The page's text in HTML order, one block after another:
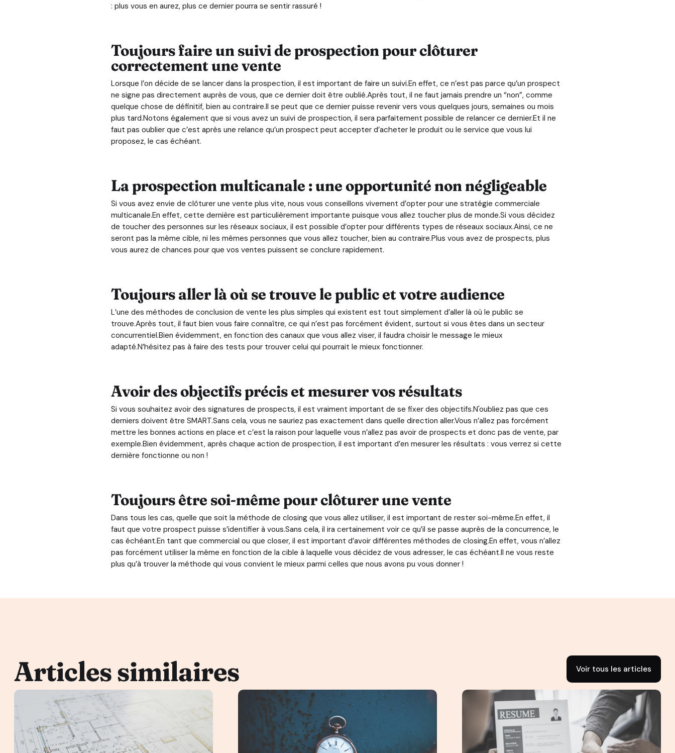
: plus vous en aurez, plus ce dernier pourra se sentir rassuré !
Toujours faire un suivi de prospection pour clôturer
correctement une vente
Lorsque l’on décide de se lancer dans la prospection, il est important de faire un suivi.En effet, ce n’est pas parce qu’un prospect
ne signe pas directement auprès de vous, que ce dernier doit être oublié.Après tout, il ne faut jamais prendre un “non”, comme
quelque chose de définitif, bien au contraire.Il se peut que ce dernier puisse revenir vers vous quelques jours, semaines ou mois
plus tard.Notons également que si vous avez un suivi de prospection, il sera parfaitement possible de relancer ce dernier.Et il ne
faut pas oublier que c’est après une relance qu’un prospect peut accepter d’acheter le produit ou le service que vous lui
proposez, le cas échéant.
La prospection multicanale : une opportunité non négligeable
Si vous avez envie de clôturer une vente plus vite, nous vous conseillons vivement d’opter pour une stratégie commerciale
multicanale.En effet, cette dernière est particulièrement importante puisque vous allez toucher plus de monde.Si vous décidez
de toucher des personnes sur les réseaux sociaux, il est possible d’opter pour différents types de réseaux sociaux.Ainsi, ce ne
seront pas la même cible, ni les mêmes personnes que vous allez toucher, bien au contraire.Plus vous avez de prospects, plus
vous aurez de chances pour que vos ventes puissent se conclure rapidement.
Toujours aller là où se trouve le public et votre audience
L’une des méthodes de conclusion de vente les plus simples qui existent est tout simplement d’aller là où le public se
trouve.Après tout, il faut bien vous faire connaître, ce qui n’est pas forcément évident, surtout si vous êtes dans un secteur
concurrentiel.Bien évidemment, en fonction des canaux que vous allez viser, il faudra choisir le message le mieux
adapté.N’hésitez pas à faire des tests pour trouver celui qui pourrait le mieux fonctionner.
Avoir des objectifs précis et mesurer vos résultats
Si vous souhaitez avoir des signatures de prospects, il est vraiment important de se fixer des objectifs.N'oubliez pas que ces
derniers doivent être SMART.Sans cela, vous ne sauriez pas exactement dans quelle direction aller.Vous n’allez pas forcément
mettre les bonnes actions en place et c’est la raison pour laquelle vous n’allez pas avoir de prospects et donc pas de vente, par
exemple.Bien évidemment, après chaque action de prospection, il est important d’en mesurer les résultats : vous verrez si cette
dernière fonctionne ou non !
Toujours être soi-même pour clôturer une vente
Dans tous les cas, quelle que soit la méthode de closing que vous allez utiliser, il est important de rester soi-même.En effet, il
faut que votre prospect puisse s’identifier à vous.Sans cela, il ira certainement voir ce qu’il se passe auprès de la concurrence, le
cas échéant.En tant que commercial ou que closer, il est important d’avoir différentes méthodes de closing.En effet, vous n’allez
pas forcément utiliser la même en fonction de la cible à laquelle vous décidez de vous adresser, le cas échéant.Il ne vous reste
plus qu’à trouver la méthode qui vous convient le mieux parmi celles que nous avons pu vous donner !
Articles similaires Voir tous les articles